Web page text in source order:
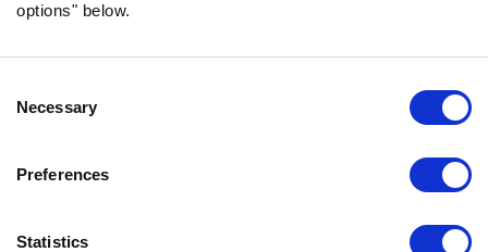
options" below.
Selection
Necessary
Preferences
Statistics
GWARANCJA SMAKU